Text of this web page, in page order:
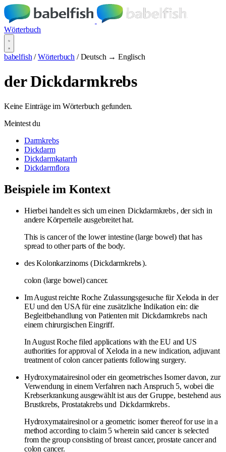
Wörterbuch
babelfish / Wörterbuch / Deutsch → Englisch
der Dickdarmkrebs
Keine Einträge im Wörterbuch gefunden.
Meintest du
Darmkrebs
Dickdarm
Dickdarmkatarrh
Dickdarmflora
Beispiele im Kontext
Hierbei handelt es sich um einen Dickdarmkrebs, der sich in
andere Körperteile ausgebreitet hat.
This is cancer of the lower intestine (large bowel) that has
spread to other parts of the body.
des Kolonkarzinoms (Dickdarmkrebs).
colon (large bowel) cancer.
Im August reichte Roche Zulassungsgesuche für Xeloda in der
EU und den USA für eine zusätzliche Indikation ein: die
Begleitbehandlung von Patienten mit Dickdarmkrebs nach
einem chirurgischen Eingriff.
In August Roche filed applications with the EU and US
authorities for approval of Xeloda in a new indication, adjuvant
treatment of colon cancer patients following surgery.
Hydroxymatairesinol oder ein geometrisches Isomer davon, zur
Verwendung in einem Verfahren nach Anspruch 5, wobei die
Krebserkrankung ausgewählt ist aus der Gruppe, bestehend aus
Brustkrebs, Prostatakrebs und Dickdarmkrebs.
Hydroxymatairesinol or a geometric isomer thereof for use in a
method according to claim 5 wherein said cancer is selected
from the group consisting of breast cancer, prostate cancer and
colon cancer.